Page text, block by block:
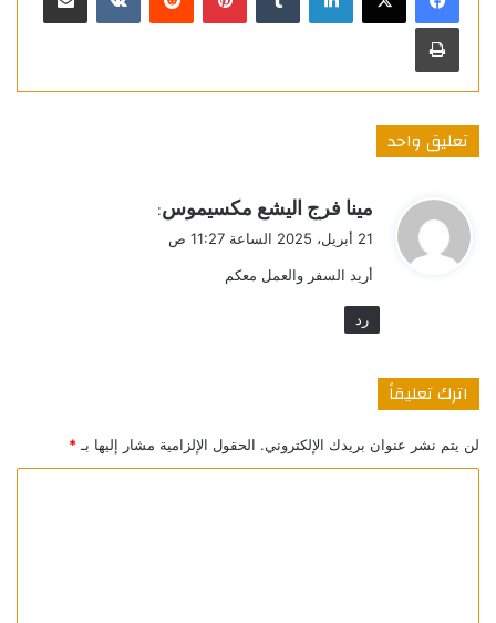
طباعة
تعليق واحد
ق
ل
مينا فرج اليشع مكسيموس:
21 أبريل، 2025 الساعة 11:27 ص
أريد السفر والعمل معكم
رد
اترك تعليقاً
لن يتم نشر عنوان بريدك الإلكتروني. الحقول الإلزامية مشار إليها بـ*